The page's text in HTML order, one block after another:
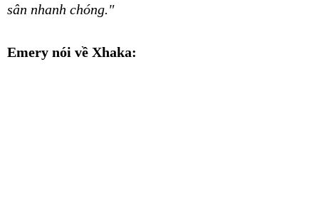
sân nhanh chóng."
Emery nói về Xhaka: